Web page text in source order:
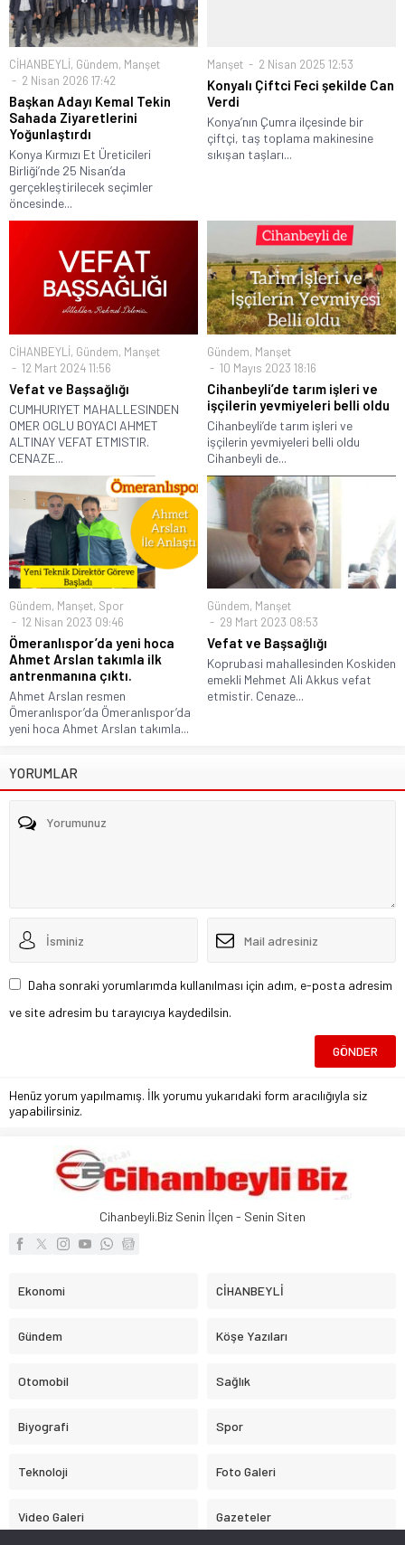
CİHANBEYLİ, Gündem, Manşet
2 Nisan 2026 17:42
Başkan Adayı Kemal Tekin
Sahada Ziyaretlerini
Yoğunlaştırdı
Konya Kırmızı Et Üreticileri
Birliği’nde 25 Nisan’da
gerçekleştirilecek seçimler
öncesinde...
Manşet 2 Nisan 2025 12:53
Konyalı Çiftci Feci şekilde Can
Verdi
Konya’nın Çumra ilçesinde bir
çiftçi, taş toplama makinesine
sıkışan taşları...
CİHANBEYLİ, Gündem, Manşet
12 Mart 2024 11:56
Vefat ve Başsağlığı
CUMHURIYET MAHALLESINDEN
OMER OGLU BOYACI AHMET
ALTINAY VEFAT ETMISTIR.
CENAZE...
Gündem, Manşet
10 Mayıs 2023 18:16
Cihanbeyli’de tarım işleri ve
işçilerin yevmiyeleri belli oldu
Cihanbeyli’de tarım işleri ve
işçilerin yevmiyeleri belli oldu
Cihanbeyli de...
Gündem, Manşet, Spor
12 Nisan 2023 09:46
Ömeranlıspor’da yeni hoca
Ahmet Arslan takımla ilk
antrenmanına çıktı.
Ahmet Arslan resmen
Ömeranlıspor’da Ömeranlıspor’da
yeni hoca Ahmet Arslan takımla...
Gündem, Manşet
29 Mart 2023 08:53
Vefat ve Başsağlığı
Koprubasi mahallesinden Koskiden
emekli Mehmet Ali Akkus vefat
etmistir. Cenaze...
YORUMLAR
Daha sonraki yorumlarımda kullanılması için adım, e-posta adresim
ve site adresim bu tarayıcıya kaydedilsin.
Henüz yorum yapılmamış. İlk yorumu yukarıdaki form aracılığıyla siz
yapabilirsiniz.
Cihanbeyli.Biz Senin İlçen - Senin Siten
Ekonomi CİHANBEYLİ
Gündem Köşe Yazıları
Otomobil Sağlık
Biyografi Spor
Teknoloji Foto Galeri
Video Galeri Gazeteler